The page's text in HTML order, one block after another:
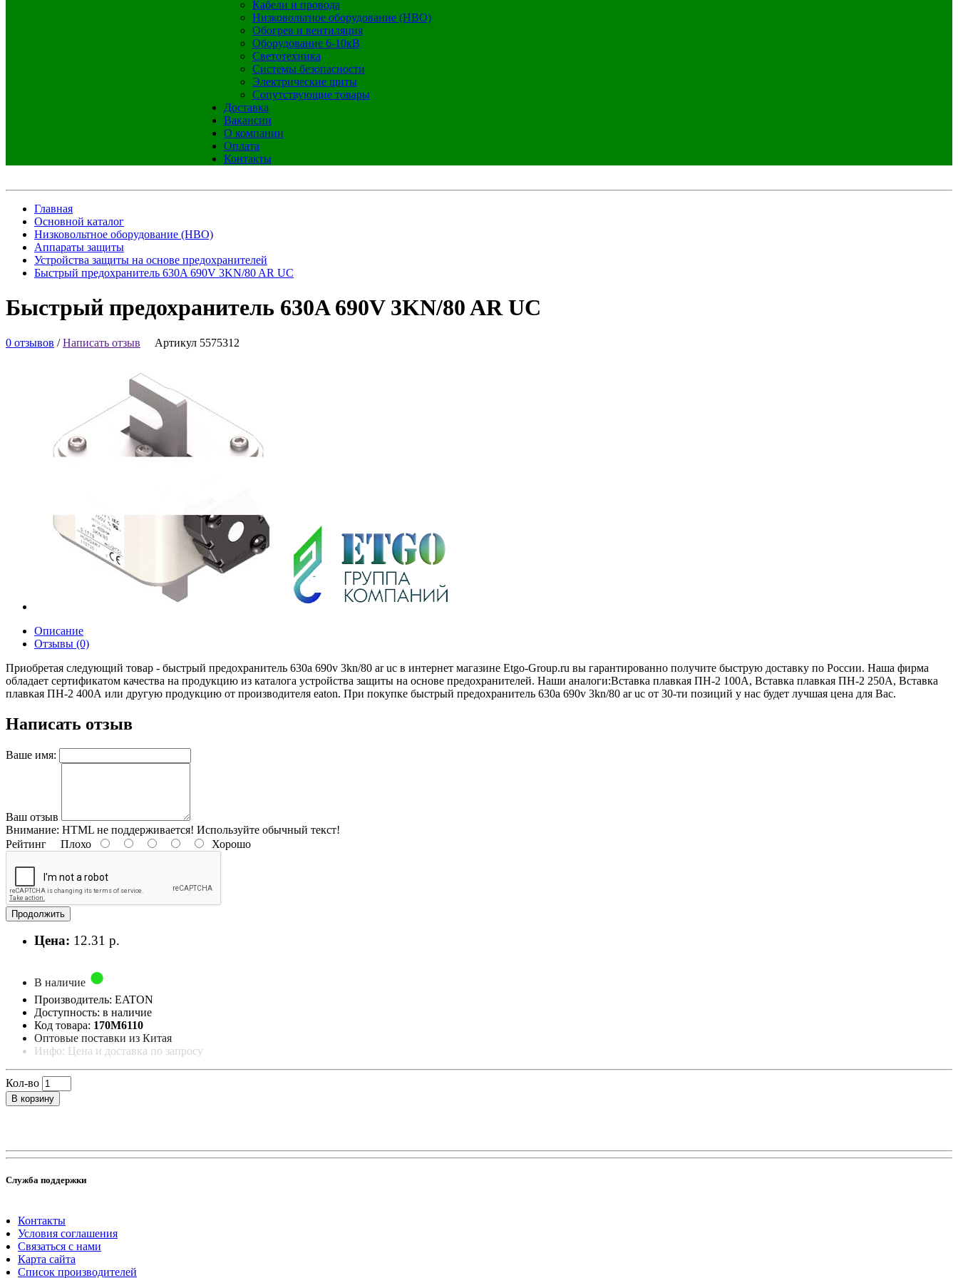
Кабели и провода
Низковольтное оборудование (НВО)
Обогрев и вентиляция
Оборудование 6-10кВ
Светотехника
Системы безопасности
Электрические щиты
Сопутствующие товары
Доставка
Вакансии
О компании
Оплата
Контакты
Главная
Основной каталог
Низковольтное оборудование (НВО)
Аппараты защиты
Устройства защиты на основе предохранителей
Быстрый предохранитель 630A 690V 3KN/80 AR UC
Быстрый предохранитель 630A 690V 3KN/80 AR UC
0 отзывов /Написать отзыв Артикул 5575312
Описание
Отзывы (0)
Приобретая следующий товар - быстрый предохранитель 630a 690v 3kn/80 ar uc в интернет магазине Etgo-Group.ru вы гарантированно получите быструю доставку по России. Наша фирма
обладает сертификатом качества на продукцию из каталога устройства защиты на основе предохранителей. Наши аналоги:Вставка плавкая ПН-2 100А, Вставка плавкая ПН-2 250А, Вставка
плавкая ПН-2 400А или другую продукцию от производителя eaton. При покупке быстрый предохранитель 630a 690v 3kn/80 ar uc от 30-ти позиций у нас будет лучшая цена для Вас.
Написать отзыв
Ваше имя:
Ваш отзыв
Внимание: HTML не поддерживается! Используйте обычный текст!
Рейтинг Плохо Хорошо
Продолжить
Цена: 12.31 р.
В наличие
Производитель: EATON
Доступность: в наличие
Код товара: 170M6110
Оптовые поставки из Китая
Инфо: Цена и доставка по запросу
Кол-во
В корзину
Служба поддержки
Контакты
Условия соглашения
Связаться с нами
Карта сайта
Список производителей